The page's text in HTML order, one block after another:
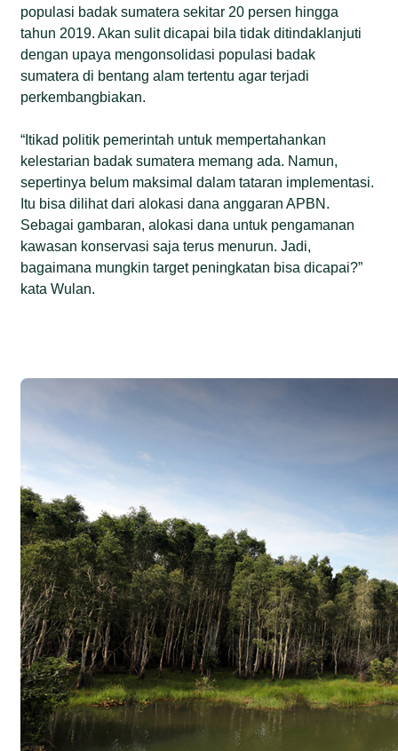
populasi badak sumatera sekitar 20 persen hingga
tahun 2019. Akan sulit dicapai bila tidak ditindaklanjuti
dengan upaya mengonsolidasi populasi badak
sumatera di bentang alam tertentu agar terjadi
perkembangbiakan.
“Itikad politik pemerintah untuk mempertahankan
kelestarian badak sumatera memang ada. Namun,
sepertinya belum maksimal dalam tataran implementasi.
Itu bisa dilihat dari alokasi dana anggaran APBN.
Sebagai gambaran, alokasi dana untuk pengamanan
kawasan konservasi saja terus menurun. Jadi,
bagaimana mungkin target peningkatan bisa dicapai?”
kata Wulan.